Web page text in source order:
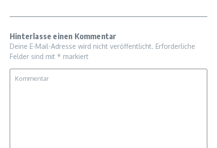
Hinterlasse einen Kommentar
Deine E-Mail-Adresse wird nicht veröffentlicht. Erforderliche
Felder sind mit * markiert